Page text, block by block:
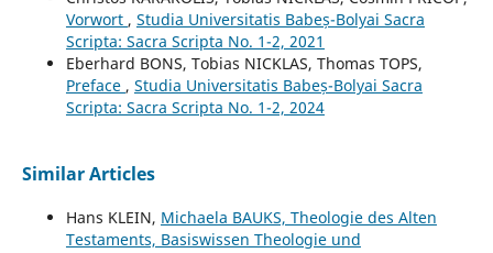
Vorwort , Studia Universitatis Babeș-Bolyai Sacra
Scripta: Sacra Scripta No. 1-2, 2021
Eberhard BONS, Tobias NICKLAS, Thomas TOPS,
Preface , Studia Universitatis Babeș-Bolyai Sacra
Scripta: Sacra Scripta No. 1-2, 2024
Similar Articles
Hans KLEIN, Michaela BAUKS, Theologie des Alten
Testaments, Basiswissen Theologie und